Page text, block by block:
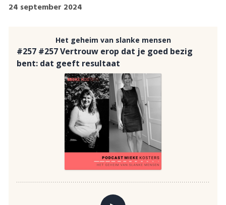
24 september 2024